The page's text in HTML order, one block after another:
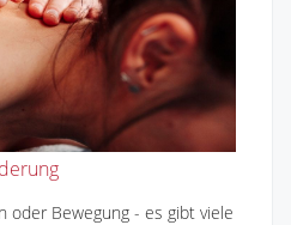
oder Bewegung - es gibt viele